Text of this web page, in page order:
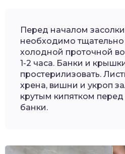
Перед началом
необходимо
холодной проточной
1-2 часа. Банки и
простерилизовать.
хрена, вишни и укроп
крутым кипятком перед
банки.